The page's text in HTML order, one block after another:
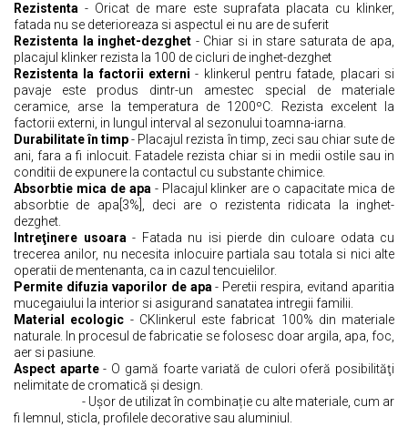
Rezistenta - Oricat de mare este suprafata placata cu klinker,
fatada nu se deterioreaza si aspectul ei nu are de suferit
Rezistenta la inghet-dezghet - Chiar si in stare saturata de apa,
placajul klinker rezista la 100 de cicluri de inghet-dezghet
Rezistenta la factorii externi - klinkerul pentru fatade, placari si
pavaje este produs dintr-un amestec special de materiale
ceramice, arse la temperatura de 1200ºC. Rezista excelent la
factorii externi, in lungul interval al sezonului toamna-iarna.
Durabilitate în timp- Placajul rezista în timp, zeci sau chiar sute de
ani, fara a fi inlocuit. Fatadele rezista chiar si in medii ostile sau in
conditii de expunere la contactul cu substante chimice.
Absorbtie mica de apa - Placajul klinker are o capacitate mica de
absorbtie de apa[3%], deci are o rezistenta ridicata la inghet-
dezghet.
Intreţinere usoara - Fatada nu isi pierde din culoare odata cu
trecerea anilor, nu necesita inlocuire partiala sau totala si nici alte
operatii de mentenanta, ca in cazul tencuielilor.
Permite difuzia vaporilor de apa - Peretii respira, evitand aparitia
mucegaiului la interior si asigurand sanatatea intregii familii.
Material ecologic - CKlinkerul este fabricat 100% din materiale
naturale. In procesul de fabricatie se folosesc doar argila, apa, foc,
aer si pasiune.
Aspect aparte- O gamă foarte variată de culori oferă posibilităţi
nelimitate de cromatică şi design.
- Ușor de utilizat în combinație cu alte materiale, cum ar
fi lemnul, sticla, profilele decorative sau aluminiul.